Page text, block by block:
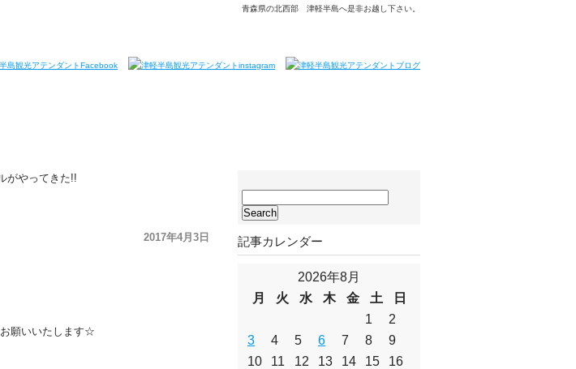
青森県の北西部 津軽半島へ是非お越し下さい。
がやってきた!!
2017年4月3日
願いいたします☆
イ
内
検
記事カレンダー
2026年8月
月
火 水 木 金 土
日
1
2
3
4 5 6 7 8
9
10
11 12 13 14 15
16